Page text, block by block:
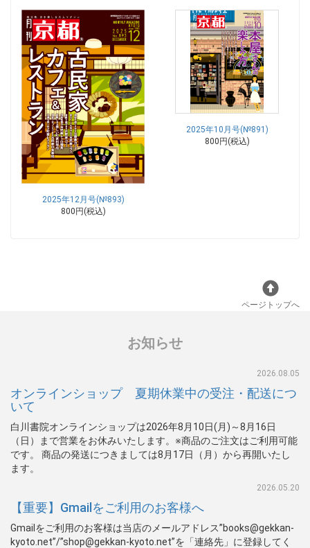
2025年12月号(№893)
800円(税込)
2025年10月号(№891)
800円(税込)
ページトップへ
お知らせ
2026.08.05
オンラインショップ 夏期休業中の受注・配送につ
いて
白川書院オンラインショップは2026年8月10日(月)～8月16日
（日）まで営業をお休みいたします。※商品のご注文はご利用可能
です。 商品の発送につきましては8月17日（月）から再開いたし
ます。
2026.05.20
【重要】Gmailをご利用のお客様へ
Gmailをご利用のお客様は当店のメールアドレス”books@gekkan-
kyoto.net”/”shop@gekkan-kyoto.net”を「連絡先」に登録してく